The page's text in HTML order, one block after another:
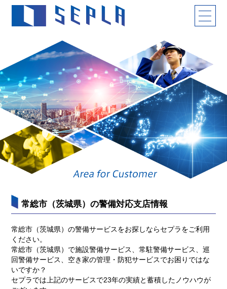
常総市（茨城県）の警備対応支店情報
常総市（茨城県）の警備サービスをお探しならセプラをご利用
ください。
常総市（茨城県）で施設警備サービス、常駐警備サービス、巡
回警備サービス、空き家の管理・防犯サービスでお困りではな
いですか？
セプラでは上記のサービスで23年の実績と蓄積したノウハウが